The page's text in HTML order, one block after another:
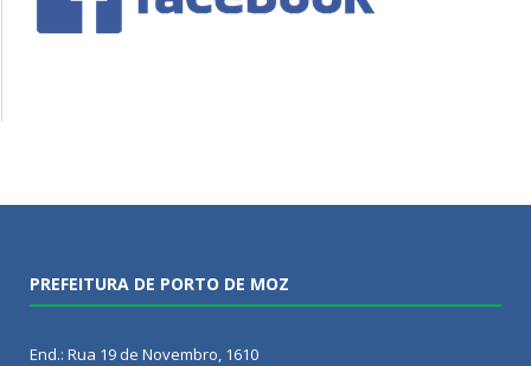
PREFEITURA DE PORTO DE MOZ
End.: Rua 19 de Novembro, 1610